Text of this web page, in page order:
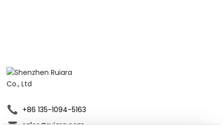
+86 135-1094-5163